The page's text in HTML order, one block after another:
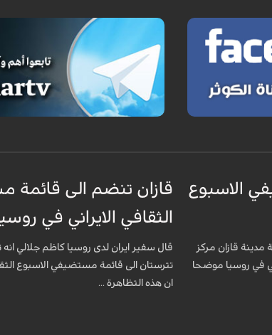
الاسبوع
قازان مركز
في روسيا موضحا
قازان تنضم الى قائمة
الثقافي الايراني في
قال سفير ايران لدى روسيا كاظم جلالي
تترستان الى قائمة مستضيفي الاسبوع
ان هذه التظاهرة ...